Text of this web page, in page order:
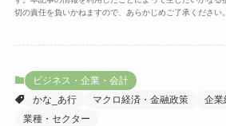
切の責任を負いかねますので、あらかじめご了承ください。
ビジネス・企業・会計
かな_あ行
マクロ経済・金融政策
企業
業種・セクター